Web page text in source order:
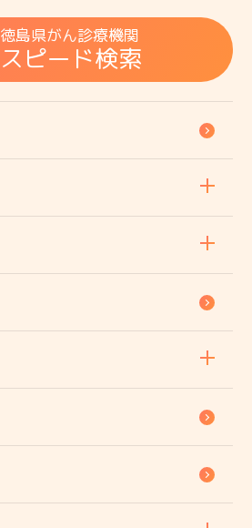
徳島県がん診療機関
スピード検索